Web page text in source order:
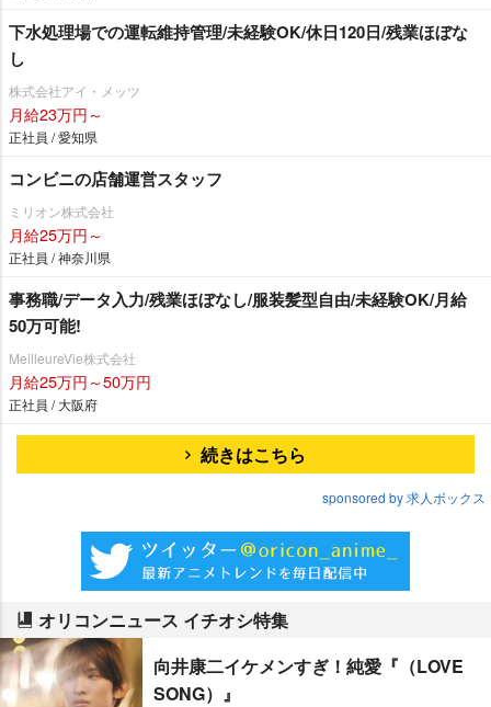
下水処理場での運転維持管理/未経験OK/休日120日/残業ほぼな
し
株式会社アイ・メッツ
月給23万円～
正社員 / 愛知県
コンビニの店舗運営スタッフ
ミリオン株式会社
月給25万円～
正社員 / 神奈川県
事務職/データ入力/残業ほぼなし/服装髪型自由/未経験OK/月給
50万可能!
MeilleureVie株式会社
月給25万円～50万円
正社員 / 大阪府
続きはこちら
sponsored by 求人ボックス
オリコンニュース イチオシ特集
向井康二イケメンすぎ！純愛『（LOVE
SONG）』